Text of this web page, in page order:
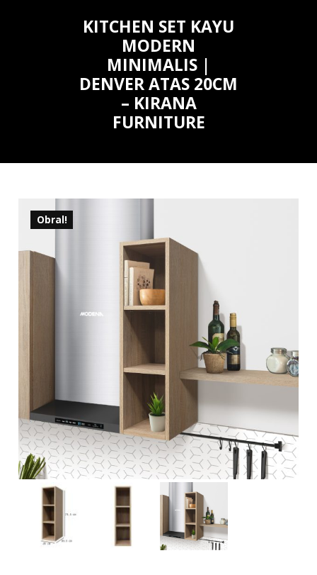
KITCHEN SET KAYU
MODERN
MINIMALIS |
DENVER ATAS 20CM
– KIRANA
FURNITURE
Obral!